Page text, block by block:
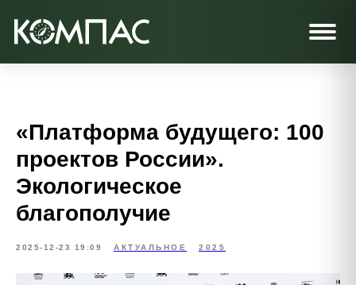
«Платформа будущего: 100
проектов России».
Экологическое
благополучие
2025-12-23 19:09 АКТУАЛЬНОЕ 2025